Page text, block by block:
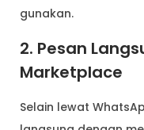
gunakan.
2. Pesan
Marketplace
Selain lewat